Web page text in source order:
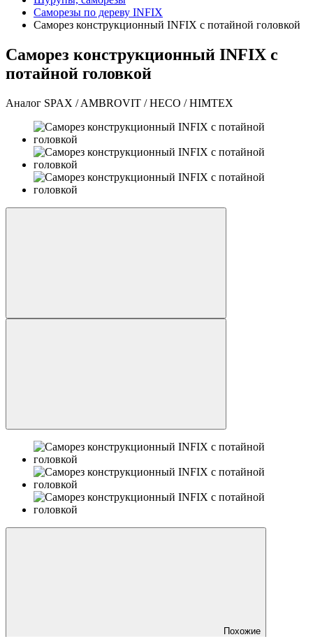
Саморезы по дереву INFIX
Саморез конструкционный INFIX с потайной головкой
Саморез конструкционный INFIX с
потайной головкой
Аналог SPAX / AMBROVIT / HECO / HIMTEX
Похожие